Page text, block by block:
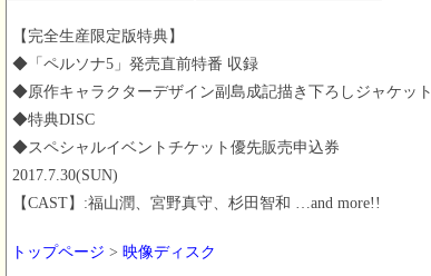
【完全生産限定版特典】
◆「ペルソナ5」発売直前特番 収録
◆原作キャラクターデザイン副島成記描き下ろしジャケット
◆特典DISC
◆スペシャルイベントチケット優先販売申込券
2017.7.30(SUN)
【CAST】:福山潤、宮野真守、杉田智和 …and more!!
トップページ > 映像ディスク